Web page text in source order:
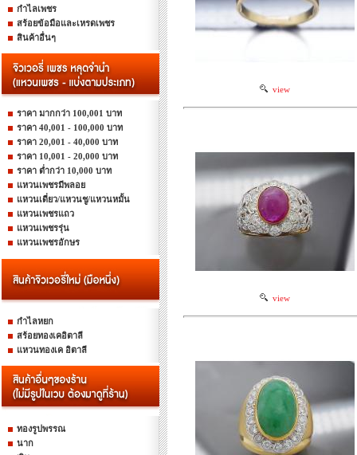
กำไลเพชร
สร้อยข้อมือและเหรดเพชร
สินค้าอื่นๆ
ราคา มากกว่า 100,001 บาท
ราคา 40,001 - 100,000 บาท
ราคา 20,001 - 40,000 บาท
ราคา 10,001 - 20,000 บาท
ราคา ต่ำกว่า 10,000 บาท
แหวนเพชรมีพลอย
แหวนเดี่ยว/แหวนชู/แหวนหมั้น
แหวนเพชรแถว
แหวนเพชรรุ่น
แหวนเพชรอักษร
กำไลหยก
สร้อยทองเคอิตาลี
แหวนทองเค อิตาลี
ทองรูปพรรณ
นาก
view
view